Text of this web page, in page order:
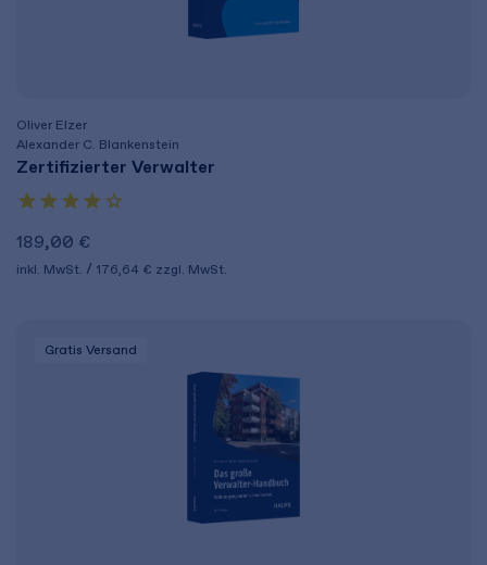
Oliver Elzer
Alexander C. Blankenstein
Zertifizierter Verwalter
189,00 €
inkl. MwSt. 176,64 € zzgl. MwSt.
Gratis Versand